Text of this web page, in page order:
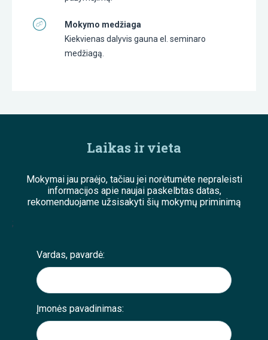
Mokymo medžiaga
Kiekvienas dalyvis gauna el. seminaro
medžiagą.
Laikas ir vieta
Mokymai jau praėjo, tačiau jei norėtumėte nepraleisti
informacijos apie naujai paskelbtas datas,
rekomenduojame užsisakyti šių mokymų priminimą
;
Vardas, pavardė:
Įmonės pavadinimas: